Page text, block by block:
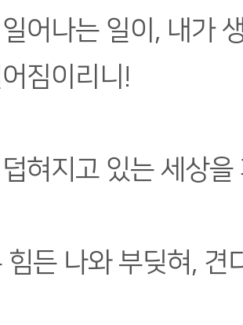
어나는 일이, 내가
짐이리니!
혀지고 있는 세상
힘든 나와 부딪혀, 견